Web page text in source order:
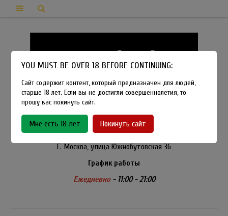
8-915-450-21-92
Розничный магазин Method Vapeshop
Г. Москва, улица Южнобутовская 36
График работы
Ежедневно- 11:00 - 21:00
YOU MUST BE OVER 18 BEFORE CONTINUING:
Сайт содержит контент, который предназначен для людей,
старше 18 лет. Если вы не достигли совершеннолетия, то
прошу вас покинуть сайт.
Мне есть 18 лет Покинуть сайт